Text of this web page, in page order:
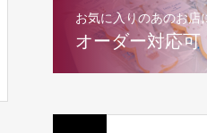
お気に入りのあのお店
オーダー対応可